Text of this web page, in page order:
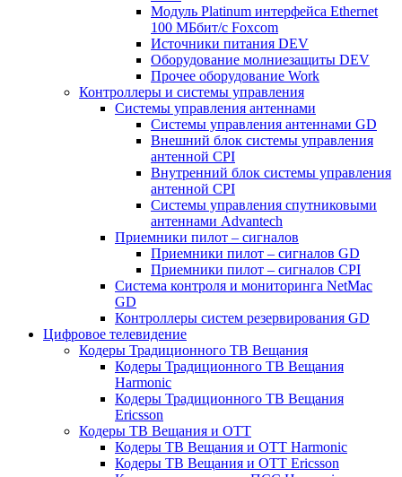
Модуль Platinum интерфейса Ethernet
100 МБбит/с Foxcom
Источники питания DEV
Оборудование молниезащиты DEV
Прочее оборудование Work
Контроллеры и системы управления
Системы управления антеннами
Системы управления антеннами GD
Внешний блок системы управления
антенной CPI
Внутренний блок системы управления
антенной CPI
Системы управления спутниковыми
антеннами Advantech
Приемники пилот – сигналов
Приемники пилот – сигналов GD
Приемники пилот – сигналов CPI
Система контроля и мониторинга NetMac
GD
Контроллеры систем резервирования GD
Цифровое телевидение
Кодеры Традиционного ТВ Вещания
Кодеры Традиционного ТВ Вещания
Harmonic
Кодеры Традиционного ТВ Вещания
Ericsson
Кодеры ТВ Вещания и ОТТ
Кодеры ТВ Вещания и ОТТ Harmonic
Кодеры ТВ Вещания и ОТТ Ericsson